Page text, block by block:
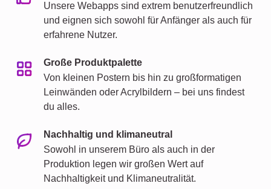
Unsere Webapps sind extrem benutzerfreundlich
und eignen sich sowohl für Anfänger als auch für
erfahrene Nutzer.
Große Produktpalette
Von kleinen Postern bis hin zu großformatigen
Leinwänden oder Acrylbildern – bei uns findest
du alles.
Nachhaltig und klimaneutral
Sowohl in unserem Büro als auch in der
Produktion legen wir großen Wert auf
Nachhaltigkeit und Klimaneutralität.